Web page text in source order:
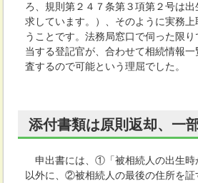
ろ、規則第２４７条第３項第２号は
求しています。）、そのように実務
うことです。法務局窓口で伺った限
当する登記官が、合わせて相続情報
査するので可能という理屈でした。
添付書類は原則返却、一
申出書には、①「被相続人の出生時
以外に、②被相続人の最後の住所を